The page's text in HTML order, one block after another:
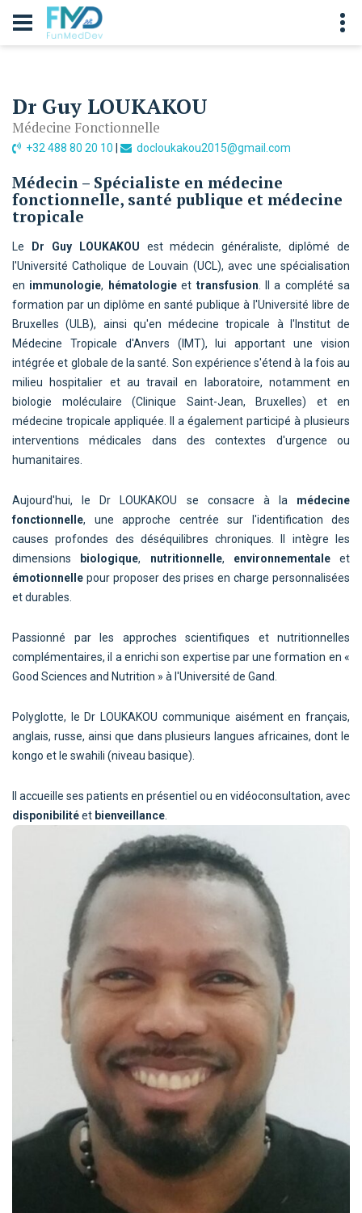
Dr Guy LOUKAKOU
Médecine Fonctionnelle
+32 488 80 20 10 docloukakou2015@gmail.com
Médecin – Spécialiste en médecine
fonctionnelle, santé publique et médecine
tropicale
Le Dr Guy LOUKAKOU est médecin généraliste, diplômé de
l'Université Catholique de Louvain (UCL), avec une spécialisation
en immunologie, hématologieet transfusion . Il a complété sa
formation par un diplôme en santé publique à l'Université libre de
Bruxelles (ULB), ainsi qu'en médecine tropicale à l'Institut de
Médecine Tropicale d'Anvers (IMT), lui apportant une vision
intégrée et globale de la santé. Son expérience s'étend à la fois au
milieu hospitalier et au travail en laboratoire, notamment en
biologie moléculaire (Clinique Saint-Jean, Bruxelles) et en
médecine tropicale appliquée. Il a également participé à plusieurs
interventions médicales dans des contextes d'urgence ou
humanitaires.
Aujourd'hui, le Dr LOUKAKOU se consacre à la médecine
fonctionnelle, une approche centrée sur l'identification des
causes profondes des déséquilibres chroniques. Il intègre les
dimensions
biologique, nutritionnelle, environnementaleet
émotionnelle pour proposer des prises en charge personnalisées
et durables.
Passionné par les approches scientifiques et nutritionnelles
complémentaires, il a enrichi son expertise par une formation en «
Good Sciences and Nutrition » à l'Université de Gand.
Polyglotte, le Dr LOUKAKOU communique aisément en français,
anglais, russe, ainsi que dans plusieurs langues africaines, dont le
kongo et le swahili (niveau basique).
Il accueille ses patients en présentiel ou en vidéoconsultation, avec
disponibilitéet bienveillance